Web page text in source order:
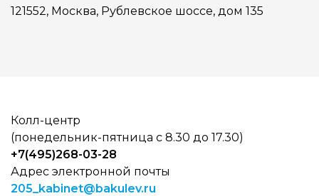
121552, Москва, Рублевское шоссе, дом 135
Колл-центр
(понедельник-пятница с 8.30 до 17.30)
+7(495)268-03-28
Адрес электронной почты
205_kabinet@bakulev.ru